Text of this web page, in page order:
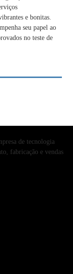
e bonitas.
seu papel ao
no teste de
de tecnologia
fabricação e vendas